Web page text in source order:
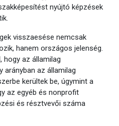
nyújtó képzések
visszaesése nemcsak
hanem országos jelenség.
hogy az államilag
arányban az államilag
kerültek be, úgymint a
az egyéb és nonprofit
és résztvevői száma